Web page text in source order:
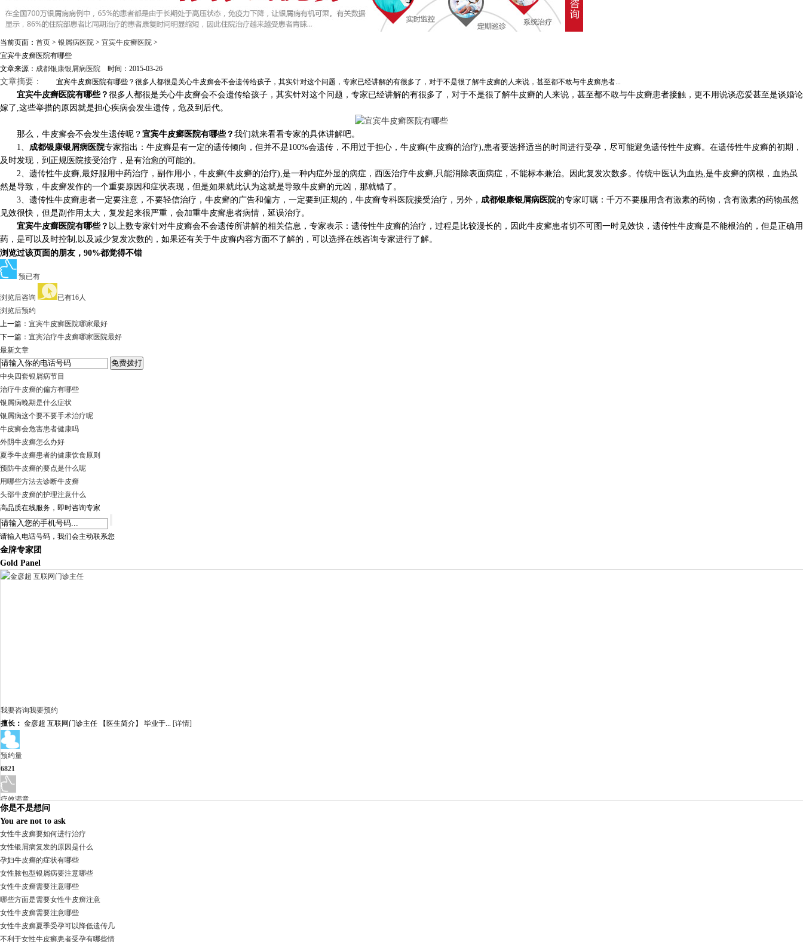
当前页面： 首页 > 银屑病医院 > 宜宾牛皮癣医院 >
宜宾牛皮癣医院有哪些
文章来源： 成都银康银屑病医院 时间：2015-03-26
文章摘要： 宜宾牛皮癣医院有哪些？很多人都很是关心牛皮癣会不会遗传给孩子，其实针对这个问题，专家已经讲解的有很多了，对于不是很了解牛皮癣的人来说，甚至都不敢与牛皮癣患者...
宜宾牛皮癣医院有哪些？ 很多人都很是关心牛皮癣会不会遗传给孩子，其实针对这个问题，专家已经讲解的有很多了，对于不是很了解牛皮癣的人来说，甚至都不敢与牛皮癣患者接触，更不用说谈恋爱甚至是谈婚论
嫁了,这些举措的原因就是担心疾病会发生遗传，危及到后代。
那么，牛皮癣会不会发生遗传呢？ 宜宾牛皮癣医院有哪些？ 我们就来看看专家的具体讲解吧。
1、 成都银康银屑病医院专家指出：牛皮癣是有一定的遗传倾向，但并不是100%会遗传，不用过于担心，牛皮癣(牛皮癣的治疗),患者要选择适当的时间进行受孕，尽可能避免遗传性牛皮癣。在遗传性牛皮癣的初期，
及时发现，到正规医院接受治疗，是有治愈的可能的。
2、遗传性牛皮癣,最好服用中药治疗，副作用小，牛皮癣(牛皮癣的治疗),是一种内症外显的病症，西医治疗牛皮癣,只能消除表面病症，不能标本兼治。因此复发次数多。传统中医认为血热,是牛皮癣的病根，血热虽
然是导致，牛皮癣发作的一个重要原因和症状表现，但是如果就此认为这就是导致牛皮癣的元凶，那就错了。
3、遗传性牛皮癣患者一定要注意，不要轻信治疗，牛皮癣的广告和偏方，一定要到正规的，牛皮癣专科医院接受治疗，另外， 成都银康银屑病医院的专家叮嘱：千万不要服用含有激素的药物，含有激素的药物虽然
见效很快，但是副作用太大，复发起来很严重，会加重牛皮癣患者病情，延误治疗。
宜宾牛皮癣医院有哪些？ 以上数专家针对牛皮癣会不会遗传所讲解的相关信息，专家表示：遗传性牛皮癣的治疗，过程是比较漫长的，因此牛皮癣患者切不可图一时见效快，遗传性牛皮癣是不能根治的，但是正确用
药，是可以及时控制,以及减少复发次数的，如果还有关于牛皮癣内容方面不了解的，可以选择在线咨询专家进行了解。
浏览过该页面的朋友，90%都觉得不错
预已有
浏览后咨询
已有16人
浏览后预约
上一篇： 宜宾牛皮癣医院哪家最好
下一篇： 宜宾治疗牛皮癣哪家医院最好
最新文章
中央四套银屑病节目
治疗牛皮癣的偏方有哪些
银屑病晚期是什么症状
银屑病这个要不要手术治疗呢
牛皮癣会危害患者健康吗
外阴牛皮癣怎么办好
夏季牛皮癣患者的健康饮食原则
预防牛皮癣的要点是什么呢
用哪些方法去诊断牛皮癣
头部牛皮癣的护理注意什么
高品质在线服务，即时咨询专家
请输入电话号码，我们会主动联系您
金牌专家团
Gold Panel
我要咨询我要预约
擅长： 金彦超 互联网门诊主任 【医生简介】 毕业于... [详情]
预约量
6821
疗效满意
98%
你是不是想问
You are not to ask
女性牛皮癣要如何进行治疗
女性银屑病复发的原因是什么
孕妇牛皮癣的症状有哪些
女性脓包型银屑病要注意哪些
女性牛皮癣需要注意哪些
哪些方面是需要女性牛皮癣注意
女性牛皮癣需要注意哪些
女性牛皮癣夏季受孕可以降低遗传几
不利于女性牛皮癣患者受孕有哪些情